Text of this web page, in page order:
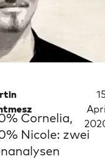
Cornelia,
Nicole: zwei